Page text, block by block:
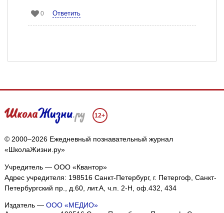
0 Ответить
12+
© 2000–2026 Ежедневный познавательный журнал
«ШколаЖизни.ру»
Учредитель — ООО «Квантор»
Адрес учредителя: 198516 Санкт-Петербург, г. Петергоф, Санкт-
Петербургский пр., д.60, лит.А, ч.п. 2-Н, оф.432, 434
Издатель — ООО «МЕДИО»